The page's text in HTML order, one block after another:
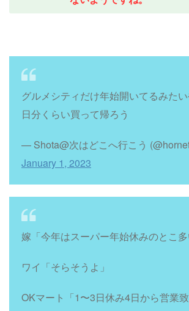
グルメシティだけ年始開いてるみた
日分くらい買って帰ろう
— Shota@次はどこへ行こう
January 1, 2023
嫁「今年はスーパー年始休みのとこ多
ワイ「そらそうよ」
OKマート「1〜3日休み4日から営業致